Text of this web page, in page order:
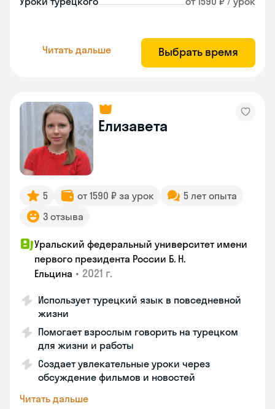
Читать дальше Выбрать время
Елизавета
5 от 1590 ₽ за урок
5 лет опыта
3 отзыва
Уральский федеральный университет имени
первого президента России Б. Н.
Ельцина • 2021 г.
Использует турецкий язык в повседневной
жизни
Помогает взрослым говорить на турецком
для жизни и работы
Создает увлекательные уроки через
обсуждение фильмов и новостей
Читать дальше